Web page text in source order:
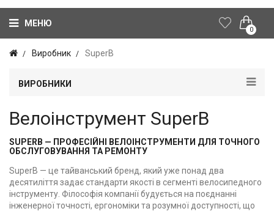
0
МЕНЮ
Виробник SuperB
ВИРОБНИКИ
Велоінструмент SuperB
SUPERB — ПРОФЕСІЙНІ ВЕЛОІНСТРУМЕНТИ ДЛЯ ТОЧНОГО
ОБСЛУГОВУВАННЯ ТА РЕМОНТУ
SuperB — це тайванський бренд, який уже понад два
десятиліття задає стандарти якості в сегменті велосипедного
інструменту. Філософія компанії будується на поєднанні
інженерної точності, ергономіки та розумної доступності, що